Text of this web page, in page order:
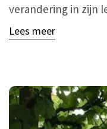
verandering in zijn
Lees meer